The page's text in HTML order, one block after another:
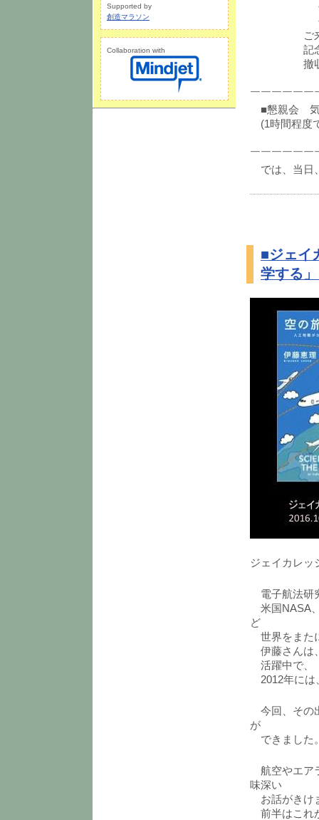
・これ
・第一
ご来賓の
記念
撤
￣￣￣￣￣￣
■懇親会 気
(1時間程度
￣￣￣￣￣￣
では、当日
■ジェイ
学する
ジェイカレ
電子航法研
米国NASA
ど
世界をまた
伊藤さんは
活躍中で、
2012年には
今回、その
が
できました
航空やエア
味深い
お話がきけ
前半はこれ
Supported by
創造マラソン
Collaboration with